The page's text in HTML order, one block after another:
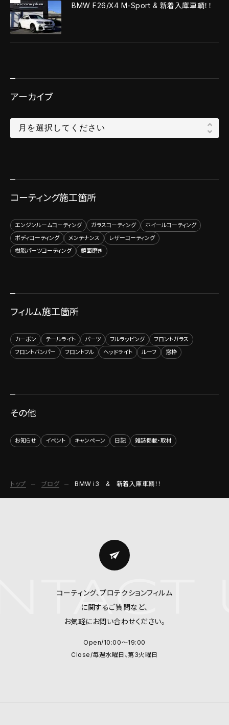
BMW F26/X4 M-Sport & 新着入庫車輌！！
アーカイブ
コーティング施工箇所
エンジンルームコーティング ガラスコーティング
ホイールコーティング
ボディコーティング
メンテナンス
レザーコーティング
樹脂パーツコーティング
鏡面磨き
フィルム施工箇所
カーボン テールライト パーツ フルラッピング
フロントガラス
フロントバンパー
フロントフル ヘッドライト ルーフ 窓枠
その他
お知らせ イベント キャンペーン 日記 雑誌掲載・取材
トップ ブログ BMW i3 & 新着入庫車輌！！
コーティング、プロテクションフィルム
に関するご質問など、
お気軽にお問い合わせください。
Open/10:00～19:00
Close/毎週水曜日、第3火曜日